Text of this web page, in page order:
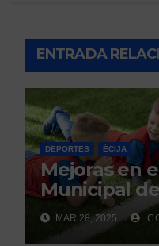
ENTRADA
DEPORTES ÉCIJA
Mejoras en
Municipal
Renovación
Continuo.
MAR 28, 2025